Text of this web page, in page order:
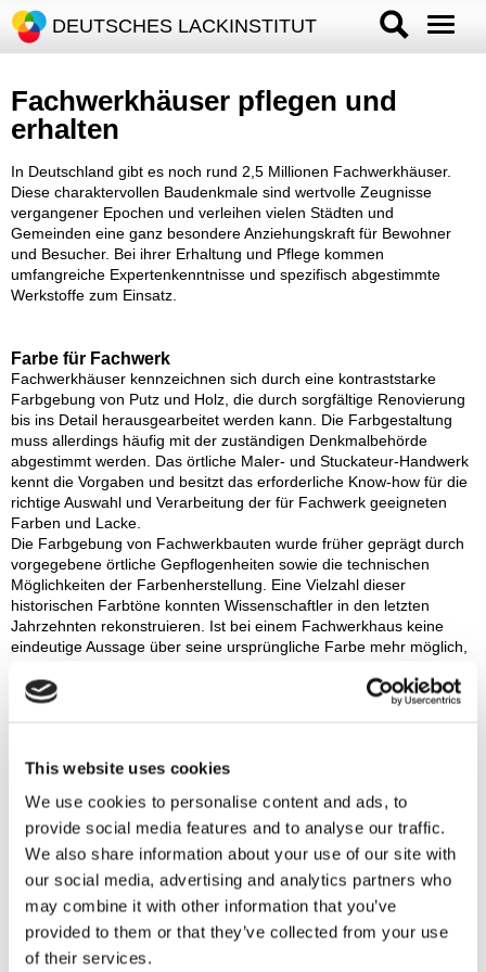
This website uses cookies
We use cookies to personalise content and ads, to
provide social media features and to analyse our traffic.
We also share information about your use of our site with
our social media, advertising and analytics partners who
may combine it with other information that you’ve
provided to them or that they’ve collected from your use
of their services.
DEUTSCHES LACKINSTITUT
Fachwerkhäuser pflegen und
erhalten
In Deutschland gibt es noch rund 2,5 Millionen Fachwerkhäuser.
Diese charaktervollen Baudenkmale sind wertvolle Zeugnisse
vergangener Epochen und verleihen vielen Städten und
Gemeinden eine ganz besondere Anziehungskraft für Bewohner
und Besucher. Bei ihrer Erhaltung und Pflege kommen
umfangreiche Expertenkenntnisse und spezifisch abgestimmte
Werkstoffe zum Einsatz.
Farbe für Fachwerk
Fachwerkhäuser kennzeichnen sich durch eine kontraststarke
Farbgebung von Putz und Holz, die durch sorgfältige Renovierung
bis ins Detail herausgearbeitet werden kann. Die Farbgestaltung
muss allerdings häufig mit der zuständigen Denkmalbehörde
abgestimmt werden. Das örtliche Maler- und Stuckateur-Handwerk
kennt die Vorgaben und besitzt das erforderliche Know-how für die
richtige Auswahl und Verarbeitung der für Fachwerk geeigneten
Farben und Lacke.
Die Farbgebung von Fachwerkbauten wurde früher geprägt durch
vorgegebene örtliche Gepflogenheiten sowie die technischen
Möglichkeiten der Farbenherstellung. Eine Vielzahl dieser
historischen Farbtöne konnten Wissenschaftler in den letzten
Jahrzehnten rekonstruieren. Ist bei einem Fachwerkhaus keine
eindeutige Aussage über seine ursprüngliche Farbe mehr möglich,
Im fränkischen und alemannischen Raum überwiegen stark
gesättigte rote und braune Töne. In Westfalen, Niedersachsen und
beispielsweise im Sauerland.
mehrfarbig in leuchtenden Tönen hervorgehoben. Für die Gefache
verwendet man in der Regel helle Farbtöne, wodurch die
Holzkonstruktion optisch besonders gut hervortritt. Zusätzliche
Farbakzente finden sich häufig in Form von farblich angepassten
Begleitstrichen und „Ritzern“.
Technische Anforderungen